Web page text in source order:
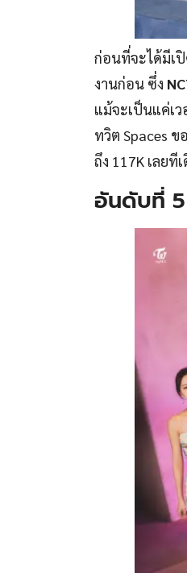
ก่อนที่จะได้มีเ
งานก่อน ซึ่ง
แม้จะเป็นแค่เ
ทวิต Spaces ข
ถึง 117K เลยที
อันดับที่ 5